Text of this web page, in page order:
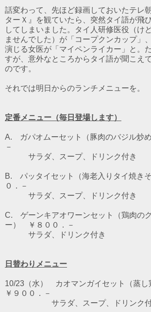
話変わって、先ほど録画しておいたテレ
ターＸ』を観ていたら、突然タイ語が飛
してしまいました。タイ人研修医役（け
ませんでした）が「コープクンカップ」
演じる女医が「マイペンライカー」と。
すが、意外なところからタイ語が聞こえ
のです。
それでは明日からのランチメニューを。
定番メニュー（毎日登場します）
A. ガパオムーセット（豚肉のバジル炒
－
サラダ、スープ、ドリンク付き
B. パッタイセット（海老入りタイ焼き
０．－
サラダ、スープ、ドリンク付き
C. ゲーンキアオワーンセット（鶏肉の
ー） ￥８００．－
サラダ、ドリンク付き
日替わりメニュー
10/23（水） カオマンガイセット（蒸
￥９００．－
サラダ、スープ、ドリンク付